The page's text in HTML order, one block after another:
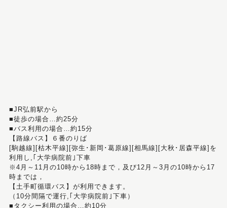
■JR弘前駅から
■徒歩の場合…約25分
■バス利用の場合…約15分
【路線バス】６番のりば
[駒越線][枯木平線][弥生･新岡･葛原線][相馬線][大秋･居森平線]を
利用し,｢大学病院前｣下車
※4月～11月の10時から18時まで，及び12月～3月の10時から17
時までは，
【土手町循環バス】が利用できます。
（10分間隔で運行,｢大学病院前｣下車）
■タクシー利用の場合…約10分